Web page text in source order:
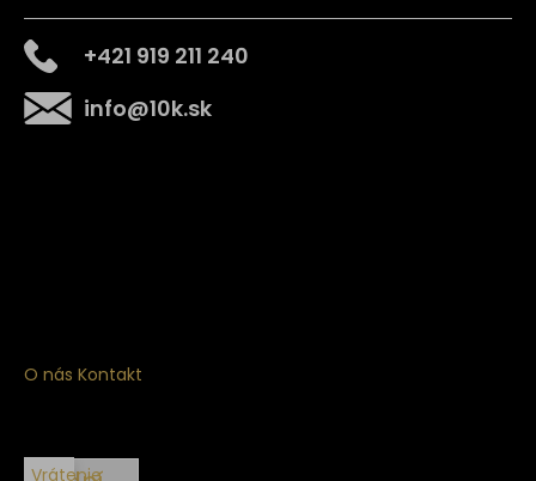
info@10k.sk
+421 919 211 240
O nás Kontakt
Vrátenie